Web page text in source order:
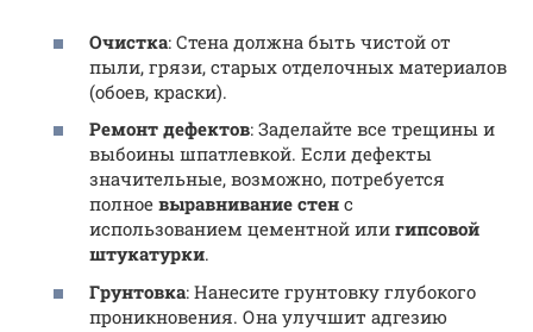
Очистка: Стена должна быть чистой от
пыли, грязи, старых отделочных материалов
(обоев, краски).
Ремонт дефектов: Заделайте все трещины и
выбоины шпатлевкой. Если дефекты
значительные, возможно, потребуется
полное выравнивание стен с
использованием цементной или гипсовой
штукатурки.
Грунтовка: Нанесите грунтовку глубокого
проникновения. Она улучшит адгезию